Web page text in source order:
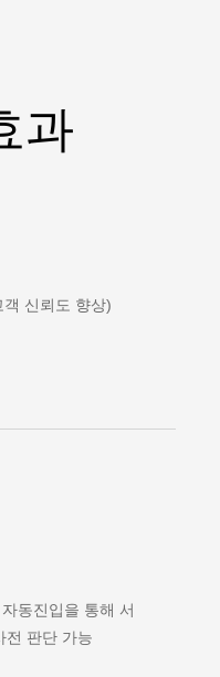
과
신뢰도 향상)
동진입을 통해 서
전 판단 가능